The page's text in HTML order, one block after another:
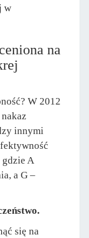
w
na
W 2012
innymi
A
a G –
się na